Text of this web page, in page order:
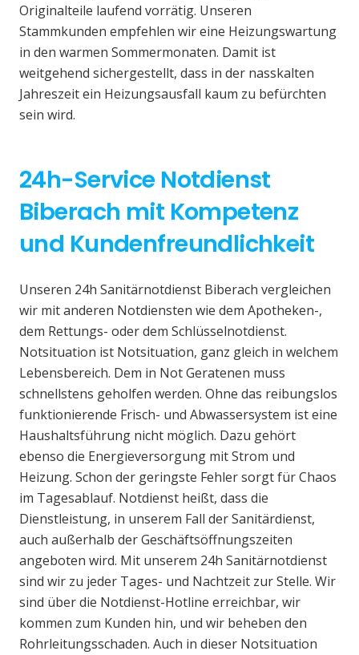
Originalteile laufend vorrätig. Unseren
Stammkunden empfehlen wir eine Heizungswartung
in den warmen Sommermonaten. Damit ist
weitgehend sichergestellt, dass in der nasskalten
Jahreszeit ein Heizungsausfall kaum zu befürchten
sein wird.
24h-Service Notdienst
Biberach mit Kompetenz
und Kundenfreundlichkeit
Unseren 24h Sanitärnotdienst Biberach vergleichen
wir mit anderen Notdiensten wie dem Apotheken-,
dem Rettungs- oder dem Schlüsselnotdienst.
Notsituation ist Notsituation, ganz gleich in welchem
Lebensbereich. Dem in Not Geratenen muss
schnellstens geholfen werden. Ohne das reibungslos
funktionierende Frisch- und Abwassersystem ist eine
Haushaltsführung nicht möglich. Dazu gehört
ebenso die Energieversorgung mit Strom und
Heizung. Schon der geringste Fehler sorgt für Chaos
im Tagesablauf. Notdienst heißt, dass die
Dienstleistung, in unserem Fall der Sanitärdienst,
auch außerhalb der Geschäftsöffnungszeiten
angeboten wird. Mit unserem 24h Sanitärnotdienst
sind wir zu jeder Tages- und Nachtzeit zur Stelle. Wir
sind über die Notdienst-Hotline erreichbar, wir
kommen zum Kunden hin, und wir beheben den
Rohrleitungsschaden. Auch in dieser Notsituation